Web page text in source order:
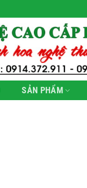
SẢN PHẨM